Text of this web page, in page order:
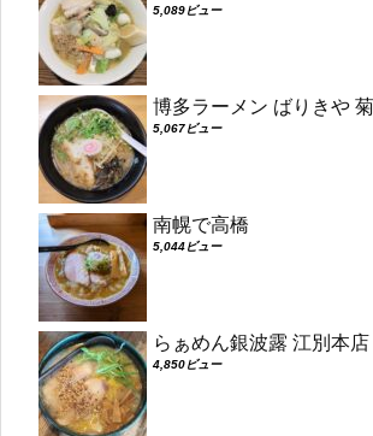
5,089ビュー
博多ラーメン ばりきや
5,067ビュー
南幌で高橋
5,044ビュー
らぁめん銀波露 江別本店
4,850ビュー